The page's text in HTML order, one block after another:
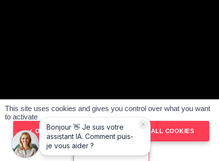
#SeDéplacerMoinsPolluer
Politique de confidentialité
Mentions légales
CGV
Plan du site
NOS AGENCES
Réalisé par Spider-voRÉSERVER
This site uses cookies and gives you control over what you want
to activate
OK, ACCEPT ALL DENY ALL COOKIES